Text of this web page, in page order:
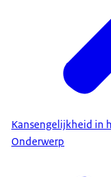
Kansengelijkheid in
Onderwerp